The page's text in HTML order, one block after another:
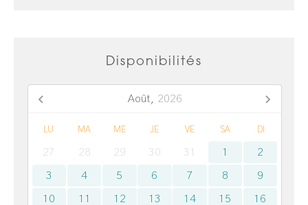
Disponibilités
Août, 2026
LU MA ME JE VE SA DI
27 28 29 30 31 1 2
3 4 5 6 7 8 9
10 11 12 13 14 15 16